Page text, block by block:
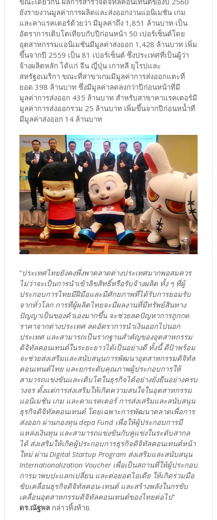
ยังรายงานมูลค่าการผลิตและส่งออกงานแอนิเมชัน เกม
และคาแรคเตอร์ด้วยว่า มีมูลค่าถึง 1,851 ล้านบาท เป็น
อัตราการเติบโตเทียบกับปีก่อนหน้า 50 เปอร์เซ็นต์โดย
อุตสาหกรรมแอนิเมชันมีมูลค่าส่งออก 1,428 ล้านบาท เพิ่ม
ขึ้นจากปี 2559 เป็น 81 เปอร์เซ็นต์ ซึ่งประเทศที่เป็นผู้ว่า
จ้างผลิตหลัก ได้แก่ จีน ญี่ปุ่น เกาหลี ยุโรปและ
สหรัฐอเมริกา ขณะที่สาขาเกมมีมูลค่าการส่งออกแตะที่
ยอด 398 ล้านบาท ซึ่งมีมูลค่าลดลงกว่าปีก่อนหน้าที่มี
มูลค่าการส่งออก 435 ล้านบาท สำหรับสาขาคาแรคเตอร์มี
มูลค่าการส่งออกรวม 25 ล้านบาท เพิ่มขึ้นจากปีก่อนหน้ำที่
มีมูลค่าส่งออก 14 ล้านบาท
“ประเทศไทยยังคงพึ่งพาตลาดต่างประเทศมากพอสมควร
ไม่ว่าจะเป็นการนำเข้าลิขสิทธิ์หรือรับจ้างผลิต ทั้ง ๆ ที่ผู้
ประกอบการไทยมีฝีมือและมีศักยภาพที่ได้รับการยอมรับ
จากทั่วโลก การที่ผู้ผลิตไทยจะมีผลงานที่มีทรัพย์สินทาง
ปัญญาเป็นของตัวเองมากขึ้น จะช่วยลดปัญหาการถูกกด
ราคาจากต่างประเทศ ลดอัตราการนำเงินออกไปนอก
ประเทศ และสามารถเป็นรากฐานสำคัญของอุตสาหกรรม
ดิจิทัลคอนเทนต์ในระยะยาวได้เป็นอย่างดี ทั้งนี้ ดีป้าพร้อม
จะช่วยส่งเสริมและสนับสนุนการพัฒนาอุตสาหกรรมดิจิทัล
คอนเทนต์ไทย และยกระดับคุณภาพผู้ประกอบการให้
สามารถแข่งขันและเติบโตในธุรกิจได้อย่างยั่งยืนอย่างครบ
วงจร ตั้งแต่การส่งเสริมให้เกิดความสนใจในอุตสาหกรรม
แอนิเมชัน เกม และคาแรคเตอร์ การส่งเสริมและสนับสนุน
ธุรกิจดิจิทัลคอนเทนต์ โดยเฉพาะการพัฒนาตลาดเพื่อการ
ส่งออก ผ่านกองทุน depa Fund เพื่อให้ผู้ประกอบการมี
แหล่งเงินทุน และสามารถแข่งขันกับคู่แข่งในระดับสากล
ได้ ส่งเสริมให้เกิดผู้ประกอบการธุรกิจดิจิทัลคอนเทนต์หน้า
ใหม่ ผ่าน Digital Startup Program ส่งเสริมและสนับสนุน
Internationalization Voucher เพื่อเป็นสถานที่ให้ผู้ประกอบ
การมาพบปะแลกเปลี่ยน และต่อยอดไอเดีย ให้เกิดร่วมมือ
ขับเคลื่อนธุรกิจดิจิทัลคอน-เทนต์ และสร้างพลังในกรขับ
เคลื่อนอุตสาหกรรมดิจิทัลคอนเทนต์ของไทยต่อไป”
ดร.ณัฐพลกล่าวทิ้งท้าย